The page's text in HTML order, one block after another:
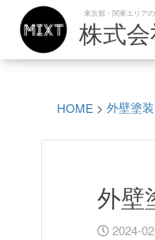
- 東京都・関東エリア
株式
HOME > 外壁塗装
外壁
2024-